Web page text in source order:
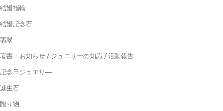
結婚指輪
結婚記念石
翡翠
著書・お知らせ / ジュエリーの知識 / 活動報告
記念日ジュエリ―
誕生石
贈り物